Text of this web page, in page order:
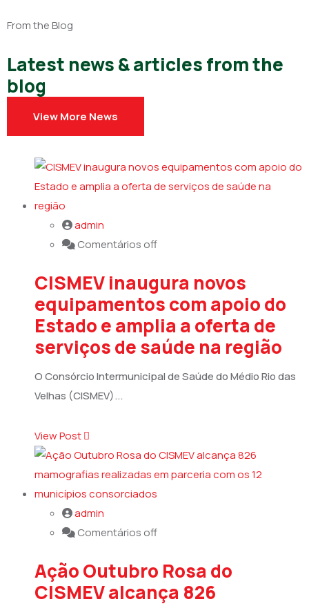
From the Blog
Latest news & articles from the
blog
View More News
admin
Comentários off
CISMEV inaugura novos
equipamentos com apoio do
Estado e amplia a oferta de
serviços de saúde na região
O Consórcio Intermunicipal de Saúde do Médio Rio das
Velhas (CISMEV)...
View Post
admin
Comentários off
Ação Outubro Rosa do
CISMEV alcança 826